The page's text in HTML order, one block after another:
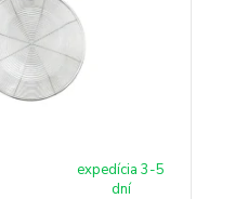
expedícia 3-5
dní